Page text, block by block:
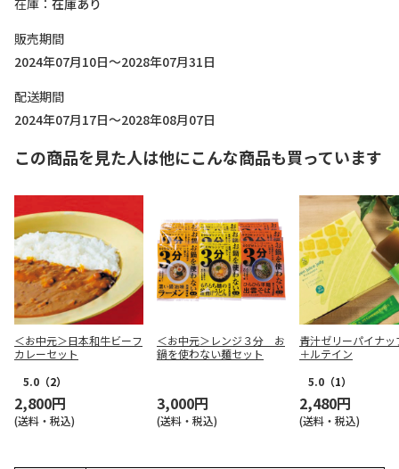
在庫
在庫あり
販売期間
2024年07月10日～2028年07月31日
配送期間
2024年07月17日～2028年08月07日
この商品を見た人は他にこんな商品も買っています
＜お中元＞日本和牛ビーフ
カレーセット
5.0 （2）
2,800円
(送料・税込)
＜お中元＞レンジ３分 お
鍋を使わない麺セット
3,000円
(送料・税込)
青汁ゼリーパイナッ
＋ルテイン
5.0 （1）
2,480円
(送料・税込)